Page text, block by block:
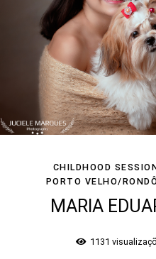
CHILDHOOD
PORTO VELHO/
MARIA
1131